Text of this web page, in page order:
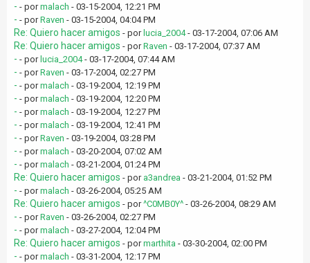
- - pormalach - 03-15-2004, 12:21 PM
- - porRaven - 03-15-2004, 04:04 PM
Re: Quiero hacer amigos - por lucia_2004- 03-17-2004, 07:06 AM
Re: Quiero hacer amigos - porRaven - 03-17-2004, 07:37 AM
- - por lucia_2004- 03-17-2004, 07:44 AM
- - porRaven - 03-17-2004, 02:27 PM
- - pormalach - 03-19-2004, 12:19 PM
- - pormalach - 03-19-2004, 12:20 PM
- - pormalach - 03-19-2004, 12:27 PM
- - pormalach - 03-19-2004, 12:41 PM
- - porRaven - 03-19-2004, 03:28 PM
- - pormalach - 03-20-2004, 07:02 AM
- - pormalach - 03-21-2004, 01:24 PM
Re: Quiero hacer amigos - por a3andrea - 03-21-2004, 01:52 PM
- - pormalach - 03-26-2004, 05:25 AM
Re: Quiero hacer amigos - por^C0MB0Y^ - 03-26-2004, 08:29 AM
- - porRaven - 03-26-2004, 02:27 PM
- - pormalach - 03-27-2004, 12:04 PM
Re: Quiero hacer amigos - pormarthita - 03-30-2004, 02:00 PM
- - pormalach - 03-31-2004, 12:17 PM